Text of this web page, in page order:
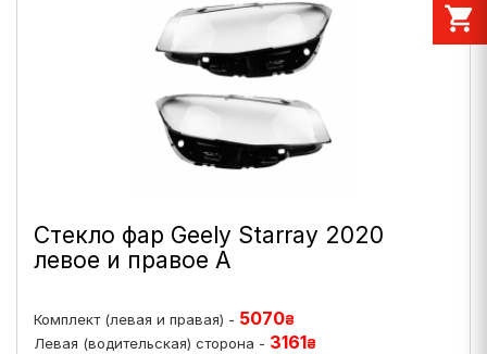
Стекло фар Geely Starray 2020
левое и правое A
Комплект (левая и правая) - 5070₴
Левая (водительская) сторона - 3161₴
shopping_cart